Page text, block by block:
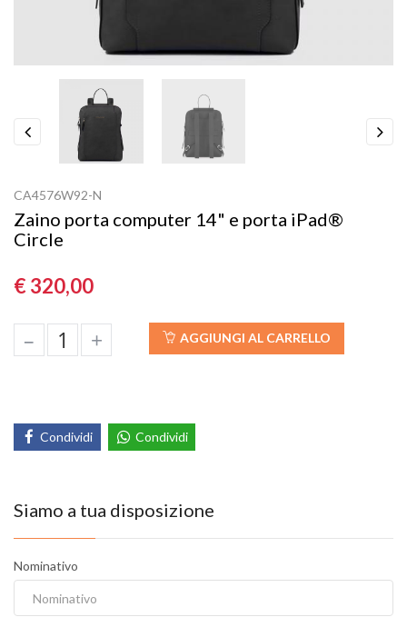
CA4576W92-N
Zaino porta computer 14" e porta iPad®
Circle
€ 320,00
– + AGGIUNGI AL CARRELLO
Condividi Condividi
Siamo a tua disposizione
Nominativo